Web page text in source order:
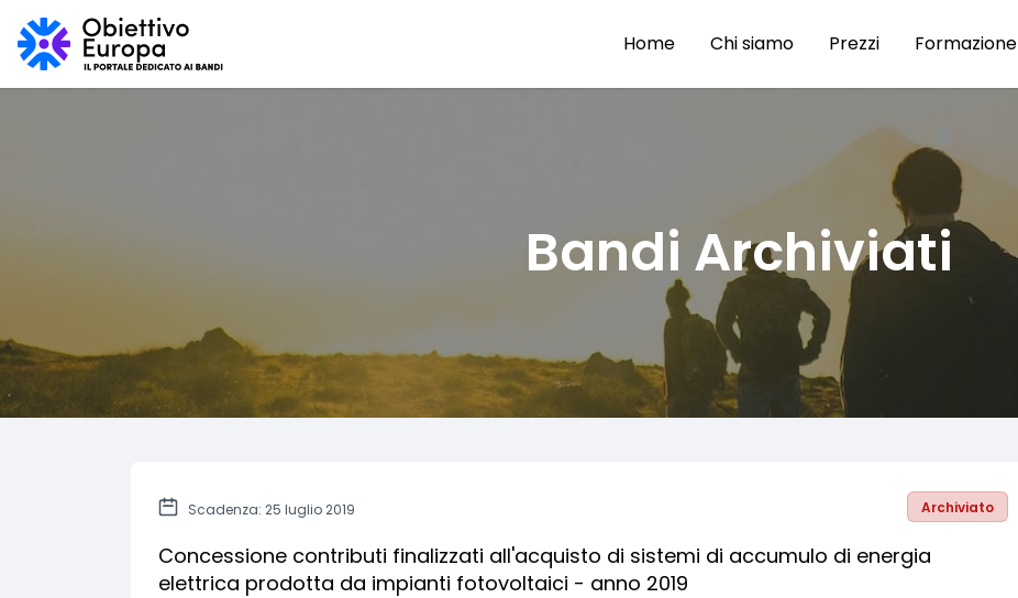
Home Chi siamo Prezzi Formazione
Bandi Archiviati
Scadenza: 25 luglio 2019 Archiviato
Concessione contributi finalizzati all'acquisto di sistemi di accumulo di energia
elettrica prodotta da impianti fotovoltaici - anno 2019